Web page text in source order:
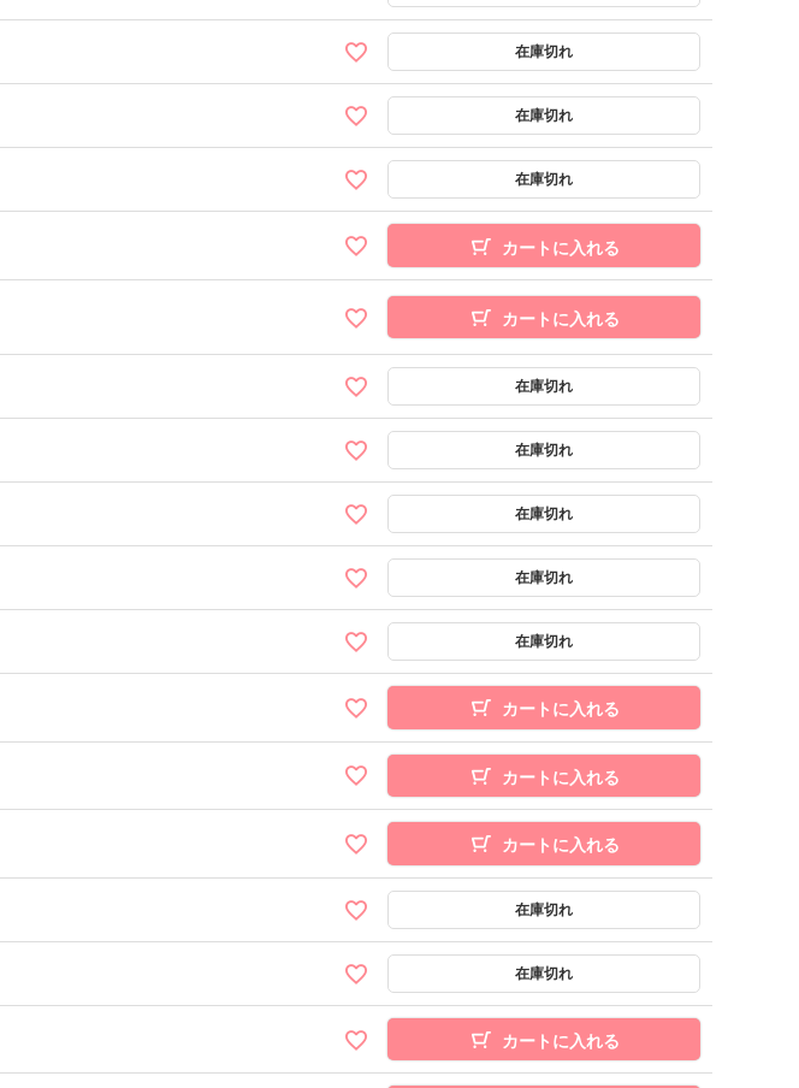
カートに入れる
カートに入れる
カートに入れる
カートに入れる
カートに入れる
カートに入れる